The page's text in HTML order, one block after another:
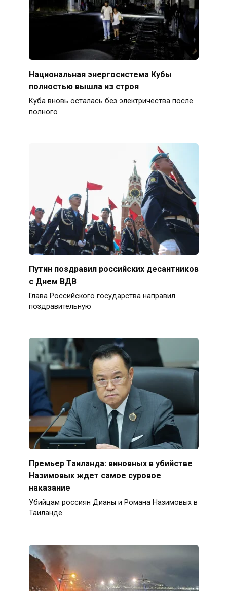
Национальная энергосистема Кубы
полностью вышла из строя
Куба вновь осталась без электричества после
полного
Путин поздравил российских десантников
с Днем ВДВ
Глава Российского государства направил
поздравительную
Премьер Таиланда: виновных в убийстве
Назимовых ждет самое суровое
наказание
Убийцам россиян Дианы и Романа Назимовых в
Таиланде